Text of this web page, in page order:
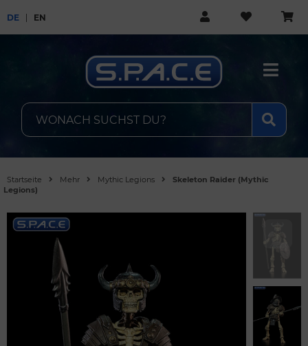
DE EN
Startseite Mehr Mythic Legions
Skeleton Raider (Mythic
Legions)